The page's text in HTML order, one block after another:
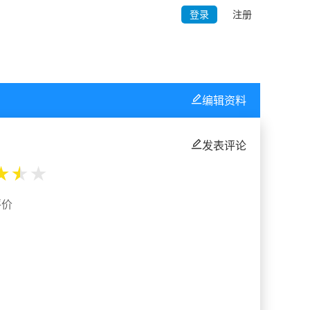
登录 注册
发表评论
★ ★
编辑资料